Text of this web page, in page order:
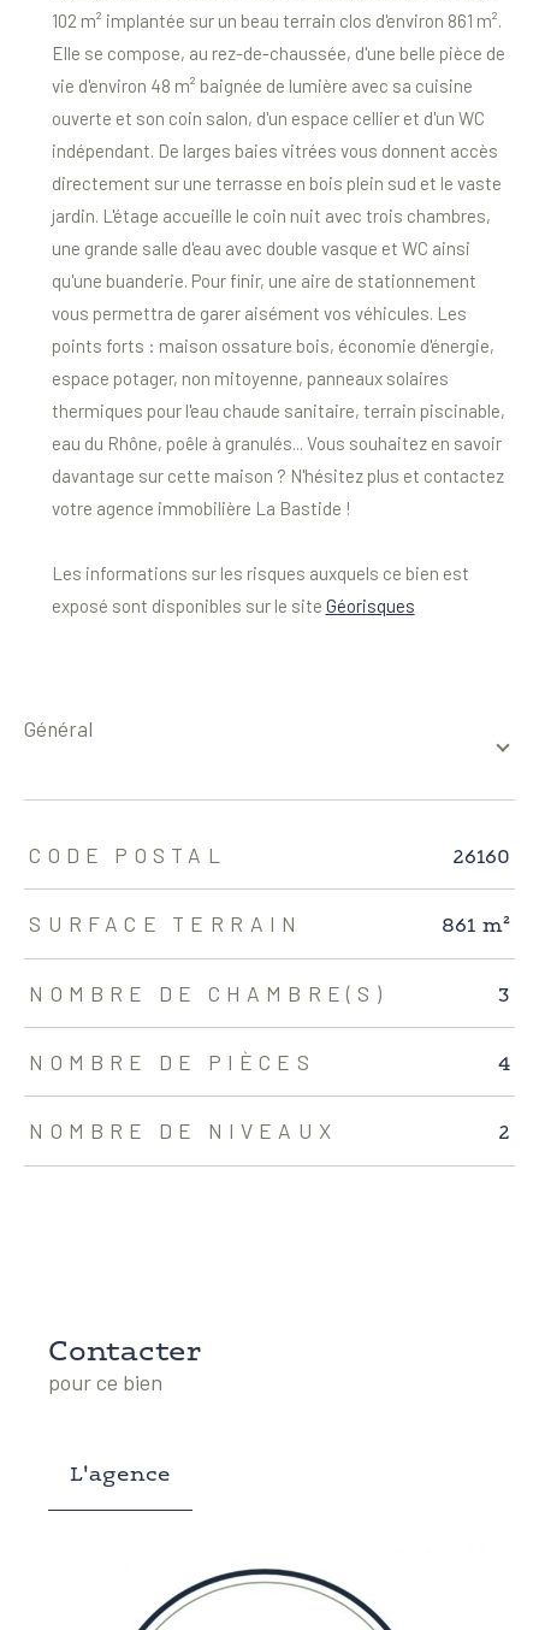
102 m² implantée sur un beau terrain clos d'environ 861 m².
Elle se compose, au rez-de-chaussée, d'une belle pièce de
vie d'environ 48 m² baignée de lumière avec sa cuisine
ouverte et son coin salon, d'un espace cellier et d'un WC
indépendant. De larges baies vitrées vous donnent accès
directement sur une terrasse en bois plein sud et le vaste
jardin. L'étage accueille le coin nuit avec trois chambres,
une grande salle d'eau avec double vasque et WC ainsi
qu'une buanderie. Pour finir, une aire de stationnement
vous permettra de garer aisément vos véhicules. Les
points forts : maison ossature bois, économie d'énergie,
espace potager, non mitoyenne, panneaux solaires
thermiques pour l'eau chaude sanitaire, terrain piscinable,
eau du Rhône, poêle à granulés... Vous souhaitez en savoir
davantage sur cette maison ? N'hésitez plus et contactez
votre agence immobilière La Bastide !
Les informations sur les risques auxquels ce bien est
exposé sont disponibles sur le site Géorisques
général
TRAD_ZEPHYR_Caracteristique TRAD_ZEPHYR_Valeurs
CODE POSTAL 26160
SURFACE TERRAIN 861 m²
NOMBRE DE CHAMBRE(S) 3
NOMBRE DE PIÈCES 4
NOMBRE DE NIVEAUX 2
Contacter
pour ce bien
L'agence